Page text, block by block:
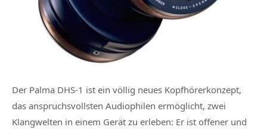
Der Palma DHS-1 ist ein völlig neues Kopfhörerkonzept,
das anspruchsvollsten Audiophilen ermöglicht, zwei
Klangwelten in einem Gerät zu erleben: Er ist offener und